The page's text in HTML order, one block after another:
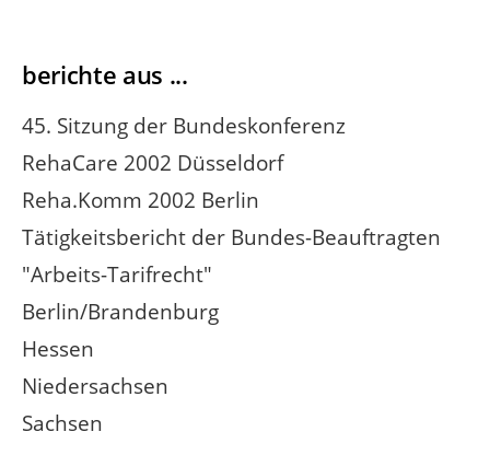
berichte aus ...
45. Sitzung der Bundeskonferenz
RehaCare 2002 Düsseldorf
Reha.Komm 2002 Berlin
Tätigkeitsbericht der Bundes-Beauftragten
"Arbeits-Tarifrecht"
Berlin/Brandenburg
Hessen
Niedersachsen
Sachsen